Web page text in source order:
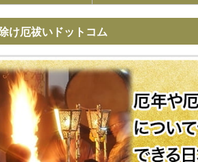
け厄祓いドットコム